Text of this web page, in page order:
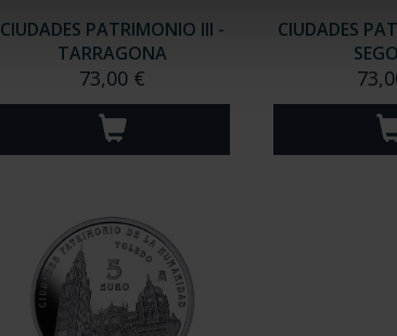
CIUDADES PATRIMONIO III -
TARRAGONA
73,00 €
CIUDADES